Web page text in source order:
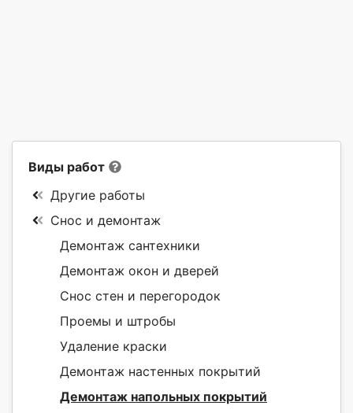
Виды работ
Другие работы
Снос и демонтаж
Демонтаж сантехники
Демонтаж окон и дверей
Снос стен и перегородок
Проемы и штробы
Удаление краски
Демонтаж настенных покрытий
Демонтаж напольных покрытий